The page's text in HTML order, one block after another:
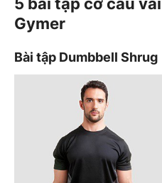
Gymer
Bài tập Dumbbell Shrug